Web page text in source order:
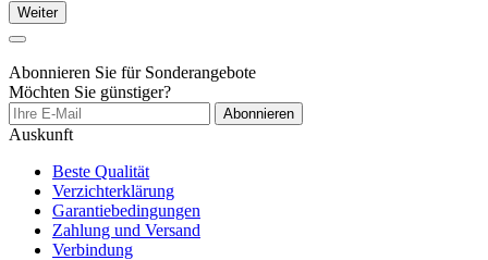
Weiter
Abonnieren Sie für Sonderangebote
Möchten Sie günstiger?
Abonnieren
Auskunft
Beste Qualität
Verzichterklärung
Garantiebedingungen
Zahlung und Versand
Verbindung